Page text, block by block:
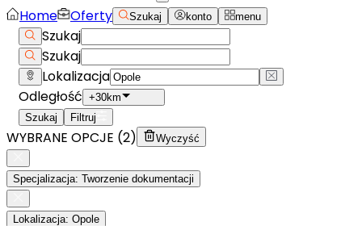
Home Oferty Szukaj konto menu
Szukaj
Szukaj
Lokalizacja
Odległość +30km
Szukaj
Filtruj
WYBRANE OPCJE (2) Wyczyść
Specjalizacja: Tworzenie dokumentacji
Lokalizacja: Opole